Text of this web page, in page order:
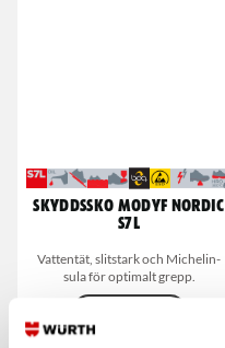
Skyddssko MODYF Nordic
S7L
Vattentät, slitstark och Michelin-
sula för optimalt grepp.